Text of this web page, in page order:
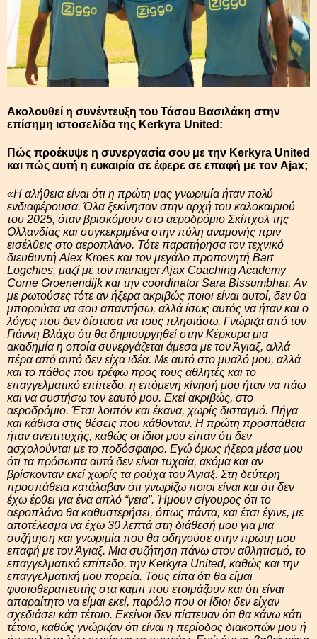
Ακολουθεί η συνέντευξη του Τάσου Βασιλάκη στην
επίσημη ιστοσελίδα της Kerkyra United:
Πώς προέκυψε η συνεργασία σου με την Kerkyra United
και πώς αυτή η ευκαιρία σε έφερε σε επαφή με τον Ajax;
«Η αλήθεια είναι ότι η πρώτη μας γνωριμία ήταν πολύ
ενδιαφέρουσα. Όλα ξεκίνησαν στην αρχή του καλοκαιριού
του 2025, όταν βρισκόμουν στο αεροδρόμιο Σκίπχολ της
Ολλανδίας και συγκεκριμένα στην πύλη αναμονής πριν
εισέλθεις στο αεροπλάνο. Τότε παρατήρησα τον τεχνικό
διευθυντή Alex Kroes και τον μεγάλο προπονητή Bart
Logchies, μαζί με τον manager Ajax Coaching Academy
Corne Groenendijk και την coordinator Sara Bissumbhar. Αν
με ρωτούσες τότε αν ήξερα ακριβώς ποιοι είναι αυτοί, δεν θα
μπορούσα να σου απαντήσω, αλλά ίσως αυτός να ήταν και ο
λόγος που δεν δίστασα να τους πλησιάσω. Γνώριζα από τον
Γιάννη Βλάχο ότι θα δημιουργηθεί στην Κέρκυρα μια
ακαδημία η οποία συνεργάζεται άμεσα με τον Άγιαξ, αλλά
πέρα από αυτό δεν είχα ιδέα. Με αυτό στο μυαλό μου, αλλά
και το πάθος που τρέφω προς τους αθλητές και το
επαγγελματικό επίπεδο, η επόμενη κίνησή μου ήταν να πάω
και να συστήσω τον εαυτό μου. Εκεί ακριβώς, στο
αεροδρόμιο. Έτσι λοιπόν και έκανα, χωρίς δισταγμό. Πήγα
και κάθισα στις θέσεις που κάθονταν. Η πρώτη προσπάθεια
ήταν ανεπιτυχής, καθώς οι ίδιοι μου είπαν ότι δεν
ασχολούνται με το ποδόσφαιρο. Εγώ όμως ήξερα μέσα μου
ότι τα πρόσωπα αυτά δεν είναι τυχαία, ακόμα και αν
βρίσκονταν εκεί χωρίς τα ρούχα του Άγιαξ. Στη δεύτερη
προσπάθεια κατάλαβαν ότι γνωρίζω ποιοι είναι και ότι δεν
έχω έρθει για ένα απλό “γεια”. Ήμουν σίγουρος ότι το
αεροπλάνο θα καθυστερήσει, όπως πάντα, και έτσι έγινε, με
αποτέλεσμα να έχω 30 λεπτά στη διάθεσή μου για μια
συζήτηση και γνωριμία που θα οδηγούσε στην πρώτη μου
επαφή με τον Άγιαξ. Μια συζήτηση πάνω στον αθλητισμό, το
επαγγελματικό επίπεδο, την Kerkyra United, καθώς και την
επαγγελματική μου πορεία. Τους είπα ότι θα είμαι
φυσιοθεραπευτής στα καμπ που ετοιμάζουν και ότι είναι
απαραίτητο να είμαι εκεί, παρόλο που οι ίδιοι δεν είχαν
σχεδιάσει κάτι τέτοιο. Εκείνοι δεν πίστευαν ότι θα κάνω κάτι
τέτοιο, καθώς γνώριζαν ότι είναι η περίοδος διακοπών μου ή